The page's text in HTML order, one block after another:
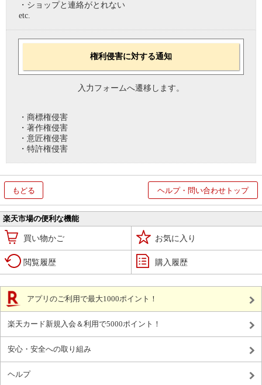
・ショップと連絡がとれない
etc.
権利侵害に対する通知
入力フォームへ遷移します。
・商標権侵害
・著作権侵害
・意匠権侵害
・特許権侵害
もどる ヘルプ・問い合わせトップ
楽天市場の便利な機能
買い物かご お気に入り
閲覧履歴 購入履歴
アプリのご利用で最大1000ポイント！
楽天カード新規入会＆利用で5000ポイント！
安心・安全への取り組み
ヘルプ